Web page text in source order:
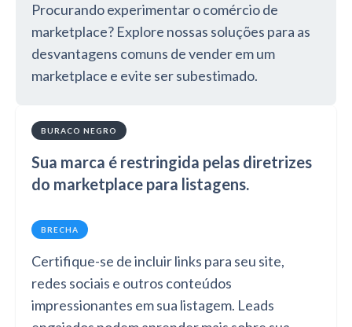
Procurando experimentar o comércio de
marketplace? Explore nossas soluções para as
desvantagens comuns de vender em um
marketplace e evite ser subestimado.
BURACO NEGRO
Sua marca é restringida pelas diretrizes
do marketplace para listagens.
BRECHA
Certifique-se de incluir links para seu site,
redes sociais e outros conteúdos
impressionantes em sua listagem. Leads